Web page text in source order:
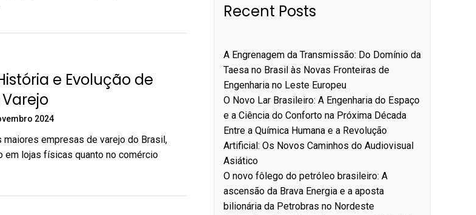
e Evolução de
2024
maiores empresas de varejo do Brasil,
em lojas físicas quanto no comércio
Recent Posts
A Engrenagem da Transmissão: Do Domínio da
Taesa no Brasil às Novas Fronteiras de
Engenharia no Leste Europeu
O Novo Lar Brasileiro: A Engenharia do Espaço
e a Ciência do Conforto na Próxima Década
Entre a Química Humana e a Revolução
Artificial: Os Novos Caminhos do Audiovisual
Asiático
O novo fôlego do petróleo brasileiro: A
ascensão da Brava Energia e a aposta
bilionária da Petrobras no Nordeste